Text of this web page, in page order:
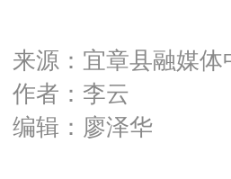
来源：宜章县融媒体
作者：李云
编辑：廖泽华